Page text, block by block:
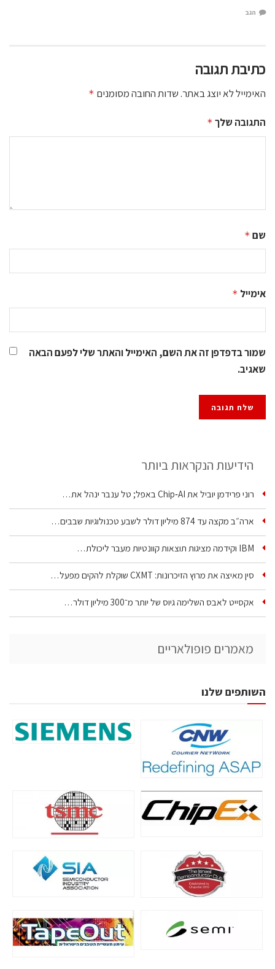
הגב
כתיבת תגובה
האימייל לא יוצג באתר.שדות החובה מסומנים *
התגובה שלך *
שם *
אימייל *
שמור בדפדפן זה את השם, האימייל והאתר שלי לפעם הבאה
שאגיב.
הידיעות הנקראות ביותר
רוני פרידמן יוביל את Chip‑AI באפל; טל ענבר ינהל את…
ארה״ב מקצה עד 874 מיליון דולר לשבע טכנולוגיות שבבים…
IBM וקידמה מציגות תוצאות קוונטיות מעבר ליכולת…
סין מאיצה את מרוץ הזיכרונות: CXMT שוקלת להקים מפעל…
אקסייט לאבס השלימה גיוס של יותר מ־300 מיליון דולר…
מאמרים פופולאריים
השותפים שלנו